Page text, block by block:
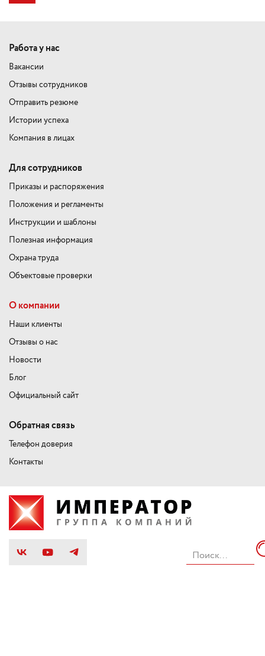
Работа у нас
Вакансии
Отзывы сотрудников
Отправить резюме
Истории успеха
Компания в лицах
Для сотрудников
Приказы и распоряжения
Положения и регламенты
Инструкции и шаблоны
Полезная информация
Охрана труда
Объектовые проверки
О компании
Наши клиенты
Отзывы о нас
Новости
Блог
Официальный сайт
Обратная связь
Телефон доверия
Контакты